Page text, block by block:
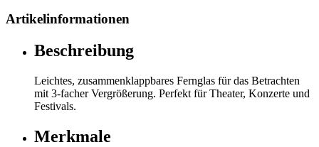
Artikelinformationen
Beschreibung
Leichtes, zusammenklappbares Fernglas für das Betrachten
mit 3-facher Vergrößerung. Perfekt für Theater, Konzerte und
Festivals.
Merkmale